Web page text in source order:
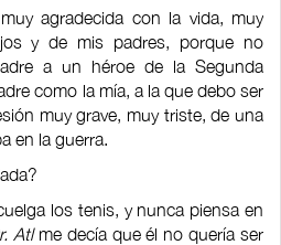
agradecida con la vida, muy
y de mis padres, porque no
a un héroe de la Segunda
como la mía, a la que debo ser
muy grave, muy triste, de una
en la guerra.
los tenis, y nunca piensa en
Atl me decía que él no quería ser